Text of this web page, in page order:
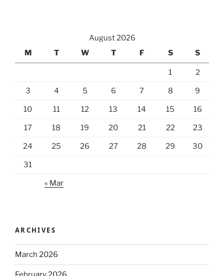
August 2026
M
T W T F S S
1 2
3 4 5 6 7 8 9
10 11 12 13 14 15 16
17 18 19 20 21 22 23
24 25 26 27 28 29 30
31
« Mar
ARCHIVES
March 2026